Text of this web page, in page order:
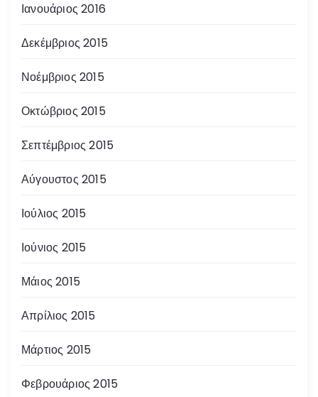
Ιανουάριος 2016
Δεκέμβριος 2015
Νοέμβριος 2015
Οκτώβριος 2015
Σεπτέμβριος 2015
Αύγουστος 2015
Ιούλιος 2015
Ιούνιος 2015
Μάιος 2015
Απρίλιος 2015
Μάρτιος 2015
Φεβρουάριος 2015